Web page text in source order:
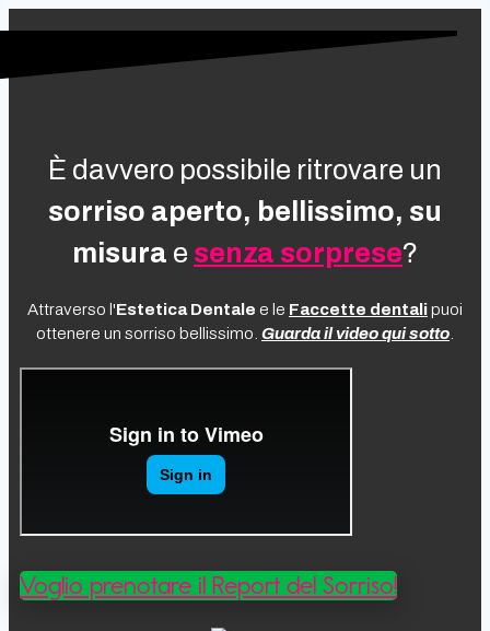
È davvero possibile ritrovare un
sorriso aperto, bellissimo, su
misura e senza sorprese?
Attraverso l'Estetica Dentale e le Faccette dentalipuoi
ottenere un sorriso bellissimo. Guarda il video qui sotto.
Voglio prenotare il Report del Sorriso!